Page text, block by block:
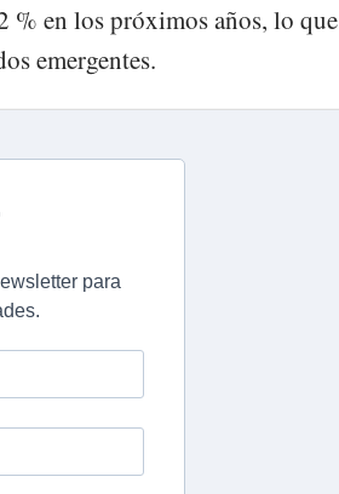
% en los próximos años, lo que
emergentes.